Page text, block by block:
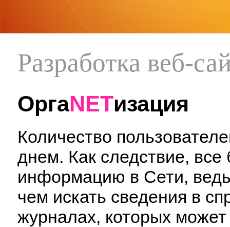
Разработка веб-
ОргаNETизация
Количество
днем. Как следствие,
информацию в Сети, ведь
чем искать сведения в
журналах, которых может